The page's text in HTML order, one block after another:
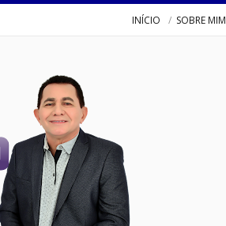
INÍCIO SOBRE MIM